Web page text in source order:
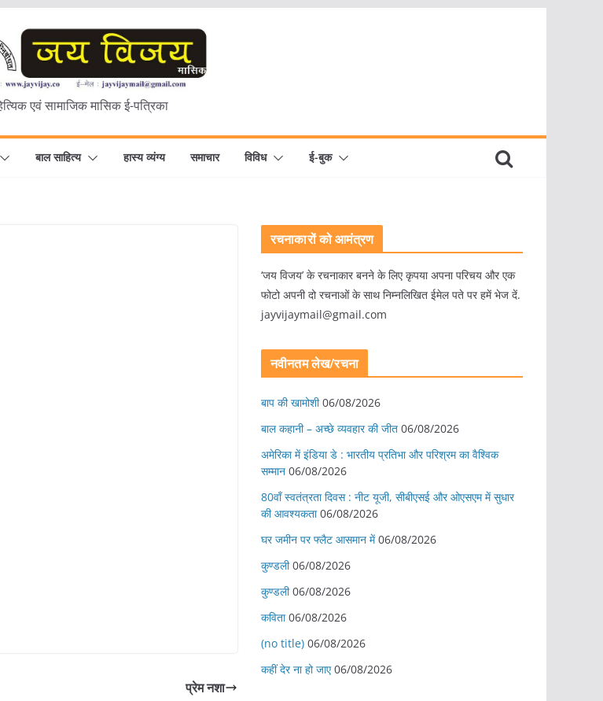
एवं सामाजिक मासिक ई-पत्रिका
बाल साहित्य हास्य व्यंग्य समाचार विविध ई-बुक
प्रेम नशा
रचनाकारों को आमंत्रण
‘जय विजय’ के रचनाकार बनने के लिए कृपया अपना परिचय और एक
फोटो अपनी दो रचनाओं के साथ निम्नलिखित ईमेल पते पर हमें भेज दें.
jayvijaymail@gmail.com
नवीनतम लेख/रचना
बाप की खामोशी 06/08/2026
बाल कहानी – अच्छे व्यवहार की जीत 06/08/2026
अमेरिका में इंडिया डे : भारतीय प्रतिभा और परिश्रम का वैश्विक
सम्मान 06/08/2026
80वाँ स्वतंत्रता दिवस : नीट यूजी, सीबीएसई और ओएसएम में सुधार
की आवश्यकता 06/08/2026
घर जमीन पर फ्लैट आसमान में 06/08/2026
कुण्डली 06/08/2026
कुण्डली 06/08/2026
कविता 06/08/2026
(no title) 06/08/2026
कहीं देर ना हो जाए 06/08/2026